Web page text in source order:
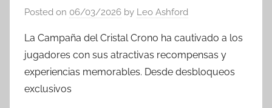
Posted on 06/03/2026 by Leo Ashford
La Campaña del Cristal Crono ha cautivado a los
jugadores con sus atractivas recompensas y
experiencias memorables. Desde desbloqueos
exclusivos